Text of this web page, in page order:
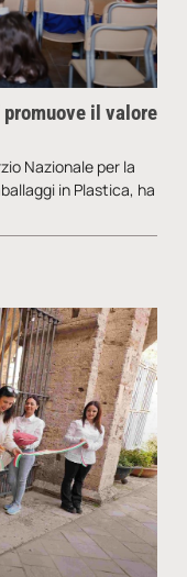
il valore
Nazionale per la
in Plastica, ha